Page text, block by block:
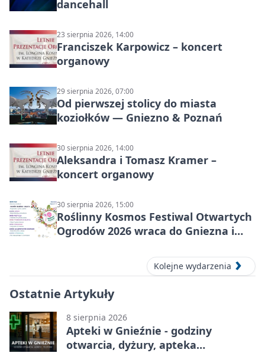
dancehall
23 sierpnia 2026, 14:00
Franciszek Karpowicz – koncert
organowy
29 sierpnia 2026, 07:00
Od pierwszej stolicy do miasta
koziołków — Gniezno & Poznań
30 sierpnia 2026, 14:00
Aleksandra i Tomasz Kramer –
koncert organowy
30 sierpnia 2026, 15:00
Roślinny Kosmos Festiwal Otwartych
Ogrodów 2026 wraca do Gniezna i
Kolejne wydarzenia
Ostatnie Artykuły
8 sierpnia 2026
Apteki w Gnieźnie - godziny
otwarcia, dyżury, apteka